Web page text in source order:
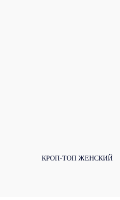
КРОП-ТОП ЖЕНСКИЙ